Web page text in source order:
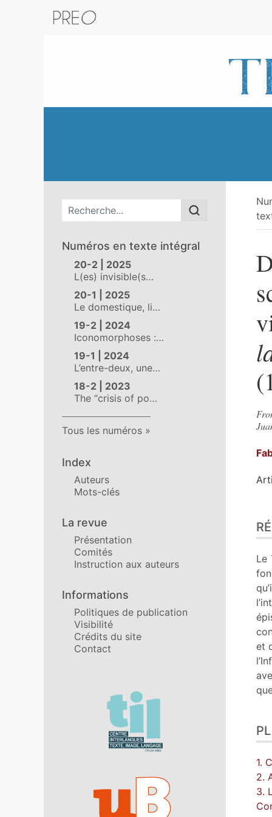
Menu principal
Numéros en texte intégral
20-2 | 2025
L(es) invisible(s…
20-1 | 2025
Le domestique, li…
19-2 | 2024
Iconomorphoses :…
19-1 | 2024
L’entre-deux, une…
18-2 | 2023
The “crisis of po…
Tous les numéros
Index
Auteurs
Mots-clés
La revue
Présentation
Comités
Instruction aux auteurs
Informations
Politiques de publication
Visibilité
Crédits du site
Contact
Affiliations/partenaires
Le
et
1.
2.
3.